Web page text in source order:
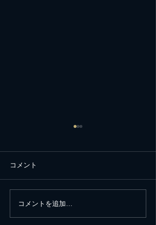
新年に世界の平和と平安
を願う
コメント
コメントを追加…